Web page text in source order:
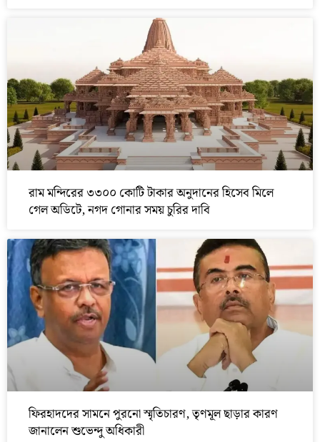
রাম মন্দিরের ৩৩০০ কোটি টাকার অনুদানের হিসেব মিলে
গেল অডিটে, নগদ গোনার সময় চুরির দাবি
ফিরহাদদের সামনে পুরনো স্মৃতিচারণ, তৃণমূল ছাড়ার কারণ
জানালেন শুভেন্দু অধিকারী